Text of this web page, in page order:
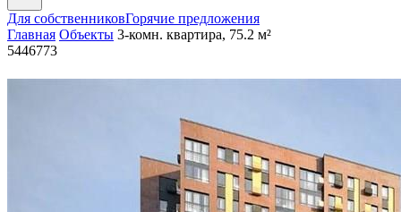
Для собственниковГорячие предложения
Главная Объекты 3-комн. квартира, 75.2 м²
5446773